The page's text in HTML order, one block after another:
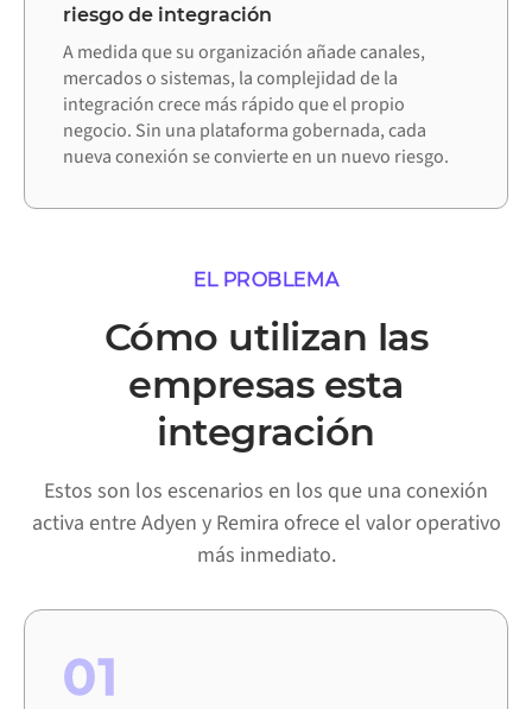
riesgo de integración
A medida que su organización añade canales,
mercados o sistemas, la complejidad de la
integración crece más rápido que el propio
negocio. Sin una plataforma gobernada, cada
nueva conexión se convierte en un nuevo riesgo.
EL PROBLEMA
Cómo utilizan las
empresas esta
integración
Estos son los escenarios en los que una conexión
activa entre Adyen y Remira ofrece el valor operativo
más inmediato.
01